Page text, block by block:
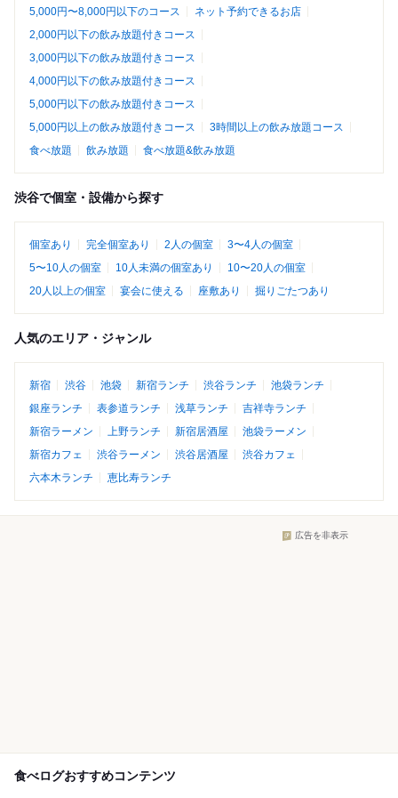
5,000円〜8,000円以下のコース
ネット予約できるお店
2,000円以下の飲み放題付きコース
3,000円以下の飲み放題付きコース
4,000円以下の飲み放題付きコース
5,000円以下の飲み放題付きコース
5,000円以上の飲み放題付きコース
3時間以上の飲み放題コース
食べ放題
飲み放題 食べ放題&飲み放題
渋谷で個室・設備から探す
個室あり 完全個室あり 2人の個室
3〜4人の個室
5〜10人の個室
10人未満の個室あり
10〜20人の個室
20人以上の個室
宴会に使える 座敷あり 掘りごたつあり
人気のエリア・ジャンル
新宿 渋谷 池袋 新宿ランチ 渋谷ランチ
池袋ランチ
銀座ランチ
表参道ランチ 浅草ランチ
吉祥寺ランチ
新宿ラーメン
上野ランチ 新宿居酒屋
池袋ラーメン
新宿カフェ
渋谷ラーメン 渋谷居酒屋
渋谷カフェ
六本木ランチ
恵比寿ランチ
広告を非表示
食べログおすすめコンテンツ